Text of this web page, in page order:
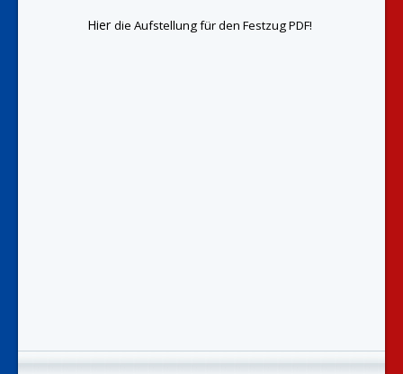
Hierdie Aufstellung für den Festzug PDF!